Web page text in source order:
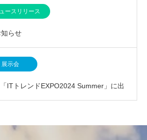
ースリリース
らせ
展示会
ITトレンドEXPO2024 Summer」に出